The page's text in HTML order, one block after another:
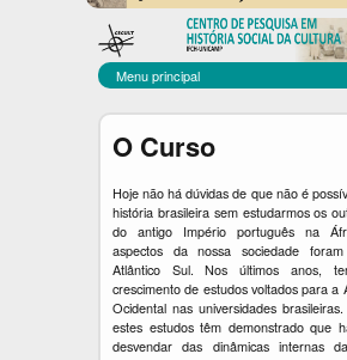
Pular
para
o
conteúdo
principal
C
E
C
U
T
Menu principal
O Curso
Hoje não há dúvidas de que não é
história brasileira sem estudarmos os
do antigo Império português na
aspectos da nossa sociedade
Atlântico Sul. Nos últimos anos,
crescimento de estudos voltados para a
Ocidental nas universidades
estes estudos têm demonstrado que
desvendar das dinâmicas internas